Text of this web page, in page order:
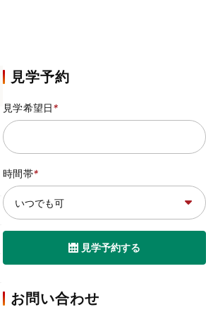
見学予約
見学希望日*
時間帯*
見学予約する
お問い合わせ